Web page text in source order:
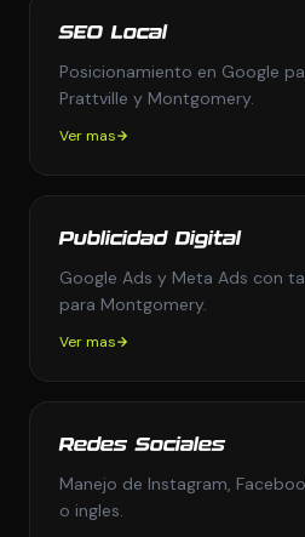
SEO Local
Posicionamiento en Google
Prattville y Montgomery.
Ver mas
Publicidad Digital
Google Ads y Meta Ads con
para Montgomery.
Ver mas
Redes Sociales
Manejo de Instagram,
o ingles.